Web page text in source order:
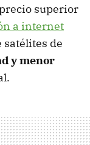
superior
a internet
satélites de
y menor